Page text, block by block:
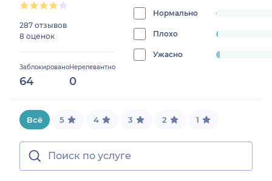
287 отзывов
8 оценок
Заблокировано
64
Нерелевантно
0
2.1645021645021645%
Нормально
0.4329004329004329%
Плохо
progress:
0.8658008658008658%
Ужасно
2.1645021645021645%
Всё 5 4 3 2 1